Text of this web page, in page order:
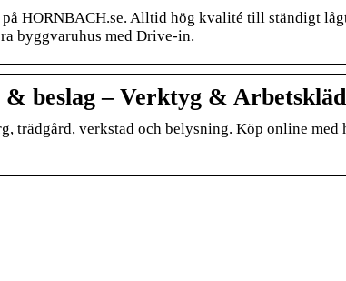
HORNBACH.se. Alltid hög kvalité till ständigt
byggvaruhus med Drive-in.
& beslag – Verktyg &
trädgård, verkstad och belysning. Köp online med